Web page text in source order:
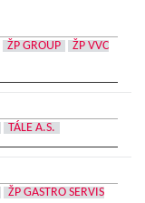
ŽP GROUP
ŽP VVC
TÁLE A.S.
ŽP GASTRO SERVIS